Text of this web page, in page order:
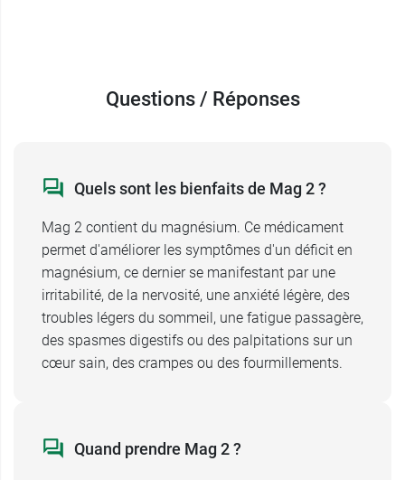
En cas de doute, n'hésitez pas à demander
conseils à un médecin ou à un pharmacien et
Effets indésirables de Mag 2
Mag 2 peut provoquer des effets indésirables
tels que des troubles digestifs peuvent
apparaître tels qu'une diarrhée (effet laxatif), une
constipation, des douleurs abdominales, des
ballonnements.
Mag 2 magnésium et allergie
Mag 2 danger
Questions / Réponses
Quels sont les bienfaits de Mag 2 ?
Mag 2 contient du magnésium. Ce médicament
permet d'améliorer les symptômes d'un déficit en
magnésium, ce dernier se manifestant par une
irritabilité, de la nervosité, une anxiété légère, des
troubles légers du sommeil, une fatigue passagère,
des spasmes digestifs ou des palpitations sur un
cœur sain, des crampes ou des fourmillements.
Quand prendre Mag 2 ?